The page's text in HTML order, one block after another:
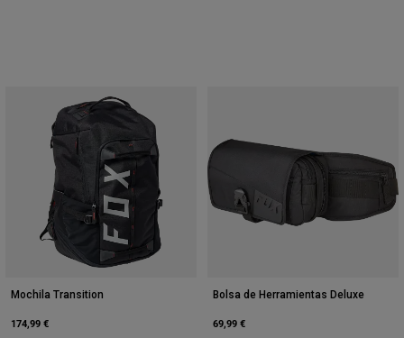
Mochila Transition
174,99 €
Bolsa de Herramientas Deluxe
69,99 €